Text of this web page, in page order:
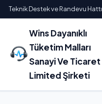
Teknik Destek ve Randevu Hattı
Wins Dayanıklı
Tüketim Malları
Sanayi Ve Ticaret
Limited Şirketi